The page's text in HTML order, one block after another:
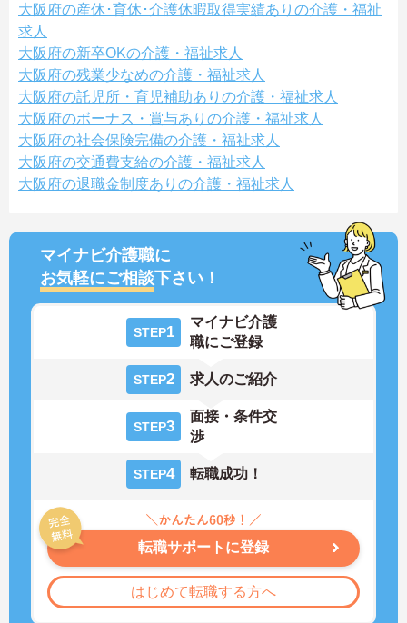
大阪府の産休･育休･介護休暇取得実績ありの介護・福祉
求人
大阪府の新卒OKの介護・福祉求人
大阪府の残業少なめの介護・福祉求人
大阪府の託児所・育児補助ありの介護・福祉求人
大阪府のボーナス・賞与ありの介護・福祉求人
大阪府の社会保険完備の介護・福祉求人
大阪府の交通費支給の介護・福祉求人
大阪府の退職金制度ありの介護・福祉求人
マイナビ介護職に
お気軽にご相談下さい！
STEP1
マイナビ介護
職にご登録
STEP2 求人のご紹介
STEP3
面接・条件交
渉
STEP4 転職成功！
転職サポートに登録
はじめて転職する方へ